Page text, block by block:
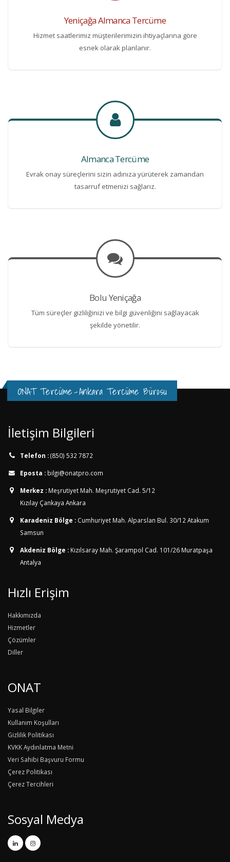
Yeniçağa Almanca Tercüme
Hizmet saatlerimiz müşterilerimizin ihtiyaçlarına göre
esnek olarak planlanır.
Almanca Tercüme
Evrak onay süreçlerini sizin adınıza yürüterek zamandan
tasarruf etmenizi sağlarız.
Bolu Yeniçağa
Tüm süreçler gizliliğinizi ve bilgi güvenliğini sağlayacak
şekilde yönetilir.
ONAT Tercüme-Ankara Tercüme Bürosu
İletişim Bilgileri
Telefon :(850) 532 7872
Eposta : bilgi@onatpro.com
Merkez : Meşrutiyet Mah. Meşrutiyet Cad. 5/12
Kızılay Çankaya Ankara
Karadeniz Bölge : Cumhuriyet Mah. Alparslan Bul. 30/12 Atakum
Samsun
Akdeniz Bölge : Kızılsaray Mah. Şarampol Cad. 101/26 Muratpaşa
Antalya
Hızlı Erişim
Hakkımızda
Hizmetler
Çözümler
Diller
ONAT
Yasal Bilgiler
Kullanım Koşulları
Gizlilik Politikası
KVKK Aydınlatma Metni
Veri Sahibi Başvuru Formu
Çerez Politikası
Çerez Tercihleri
Sosyal Medya